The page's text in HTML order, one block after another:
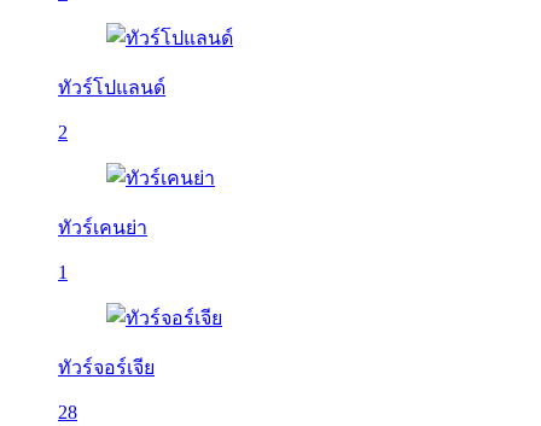
ทัวร์โปแลนด์
2
ทัวร์เคนย่า
1
ทัวร์จอร์เจีย
28